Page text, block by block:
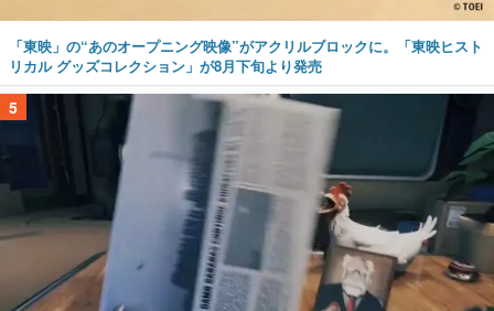
「東映」の“あのオープニング映像”がアクリルブロックに。「東映ヒスト
リカル グッズコレクション」が8月下旬より発売
5